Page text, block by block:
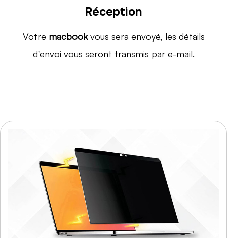
Réception
Votre macbookvous sera envoyé, les détails
d'envoi vous seront transmis par e-mail.